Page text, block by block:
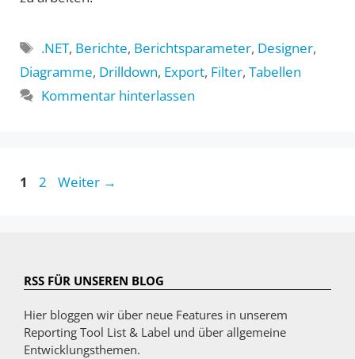
Schlagwörter
.NET, Berichte, Berichtsparameter, Designer,
Diagramme, Drilldown, Export, Filter, Tabellen
Kommentar hinterlassen
Seite
1 Seite
2 Weiter →
RSS FÜR UNSEREN BLOG
Hier bloggen wir über neue Features in unserem
Reporting Tool List & Label und über allgemeine
Entwicklungsthemen.